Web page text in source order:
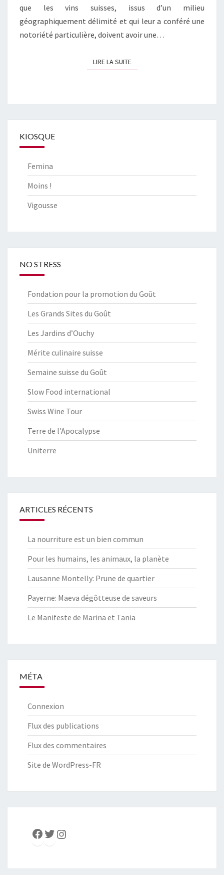
que les vins suisses, issus d’un milieu
géographiquement délimité et qui leur a conféré une
notoriété particulière, doivent avoir une…
LIRE LA SUITELIRE LA SUITE
KIOSQUE
Femina
Moins !
Vigousse
NO STRESS
Fondation pour la promotion du Goût
Les Grands Sites du Goût
Les Jardins d’Ouchy
Mérite culinaire suisse
Semaine suisse du Goût
Slow Food international
Swiss Wine Tour
Terre de l'Apocalypse
Uniterre
ARTICLES RÉCENTS
La nourriture est un bien commun
Pour les humains, les animaux, la planète
Lausanne Montelly: Prune de quartier
Payerne: Maeva dégôtteuse de saveurs
Le Manifeste de Marina et Tania
MÉTA
Connexion
Flux des publications
Flux des commentaires
Site de WordPress-FR
Facebook
Twitter
Instagram